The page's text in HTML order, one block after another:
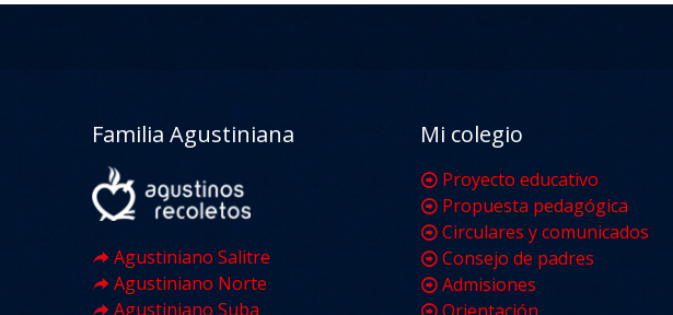
Familia Agustiniana
Agustiniano Salitre
Agustiniano Norte
Agustiniano Suba
Mi colegio
Proyecto educativo
Propuesta pedagógica
Circulares y comunicados
Consejo de padres
Admisiones